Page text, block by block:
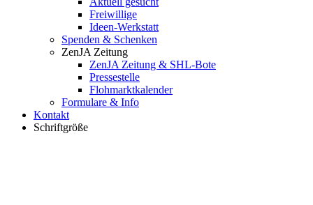
Freiwillige
Ideen-Werkstatt
Spenden & Schenken
ZenJA Zeitung
ZenJA Zeitung & SHL-Bote
Pressestelle
Flohmarktkalender
Formulare & Info
Kontakt
Schriftgröße